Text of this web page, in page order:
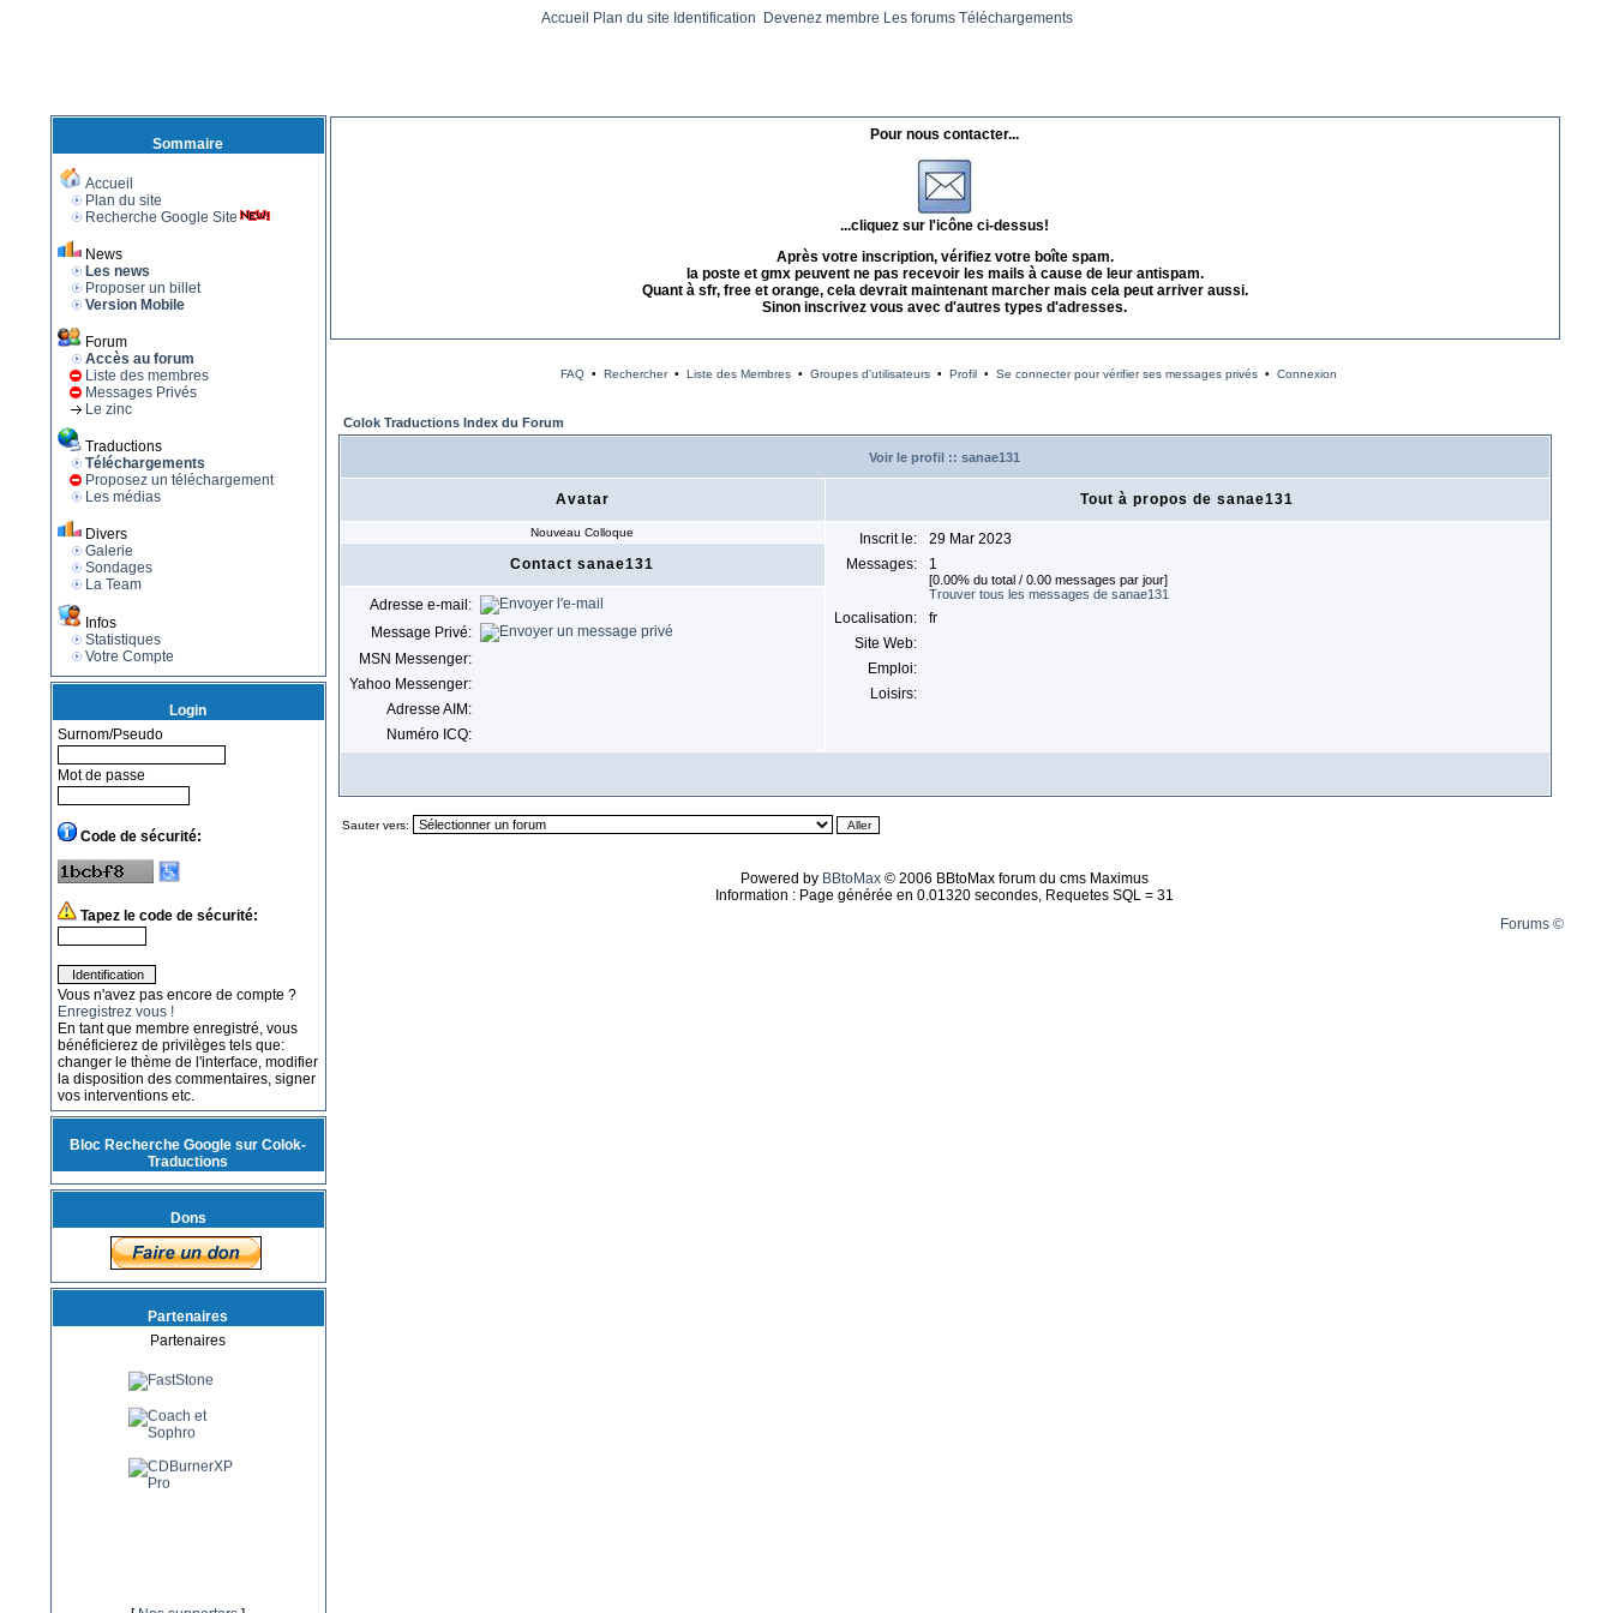
Accueil Plan du site Identification Devenez membre Les forums Téléchargements
Sommaire
Accueil
Plan du site
Recherche Google Site
News
Les news
Proposer un billet
Version Mobile
Forum
Accès au forum
Liste des membres
Messages Privés
Le zinc
Traductions
Téléchargements
Proposez un téléchargement
Les médias
Divers
Galerie
Sondages
La Team
Infos
Statistiques
Votre Compte
Login
Surnom/Pseudo
Mot de passe
Code de sécurité:
Tapez le code de sécurité:
Vous n'avez pas encore de compte ?
Enregistrez vous !
En tant que membre enregistré, vous
bénéficierez de privilèges tels que:
changer le thème de l'interface, modifier
la disposition des commentaires, signer
vos interventions etc.
Bloc Recherche Google sur Colok-
Traductions
Dons
Partenaires
Partenaires
Pour nous contacter...
...cliquez sur l'icône ci-dessus!
Après votre inscription, vérifiez votre boîte spam.
la poste et gmx peuvent ne pas recevoir les mails à cause de leur antispam.
Quant à sfr, free et orange, cela devrait maintenant marcher mais cela peut arriver aussi.
Sinon inscrivez vous avec d'autres types d'adresses.
FAQ• Rechercher• Liste des Membres• Groupes d'utilisateurs• Profil• Se connecter pour vérifier ses messages privés• Connexion
Colok Traductions Index du Forum
Voir le profil :: sanae131
Avatar Tout à propos de sanae131
Nouveau Colloque Inscrit le:
29 Mar 2023
Messages:
1
[0.00% du total / 0.00 messages par jour]
Trouver tous les messages de sanae131
Localisation:
fr
Site Web:
Emploi:
Loisirs:
Contact sanae131
Adresse e-mail:
Message Privé:
MSN Messenger:
Yahoo Messenger:
Adresse AIM:
Numéro ICQ:
Sauter vers:
Powered by BBtoMax © 2006 BBtoMax forum du cms Maximus
Information : Page générée en 0.01320 secondes, Requetes SQL = 31
Forums ©